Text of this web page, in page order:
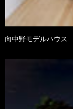
向中野モデルハウス